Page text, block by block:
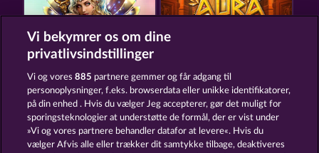
Vi bekymrer os om dine
privatlivsindstillinger
Vi og vores885 partnere gemmer og får adgang til
personoplysninger, f.eks. browserdata eller unikke identifikatorer,
på din enhed . Hvis du vælger Jeg accepterer, gør det muligt for
sporingsteknologier at understøtte de formål, der er vist under
»Vi og vores partnere behandler datafor at levere«. Hvis du
vælger Afvis alle eller trækker dit samtykke tilbage, deaktiveres